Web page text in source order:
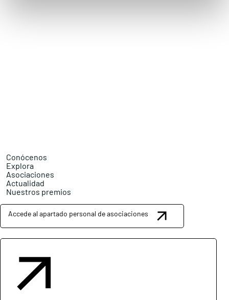
Conócenos
Explora
Asociaciones
Actualidad
Nuestros premios
Accede al apartado personal de asociaciones